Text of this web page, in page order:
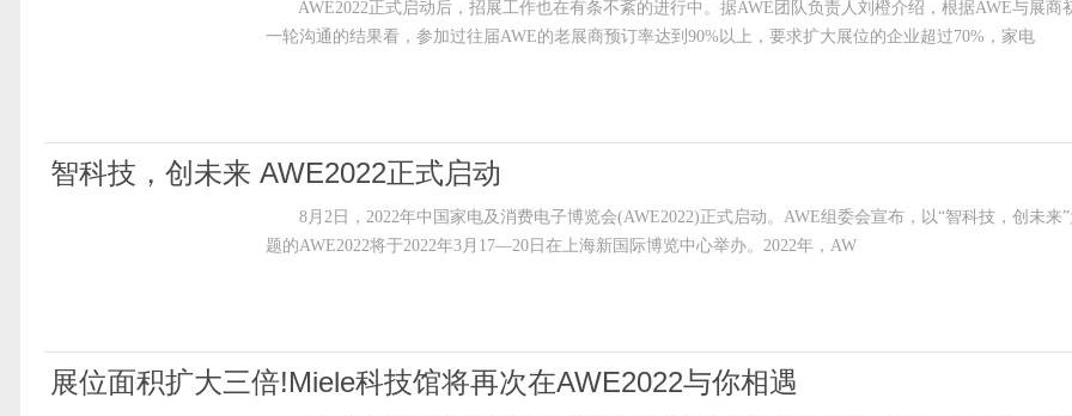
AWE2022正式启动后，招展工作也在有条不紊的进行中。据AWE团队负责人刘橙介绍，根据AWE与展商
一轮沟通的结果看，参加过往届AWE的老展商预订率达到90%以上，要求扩大展位的企业超过70%，家电
智科技，创未来 AWE2022正式启动
8月2日，2022年中国家电及消费电子博览会(AWE2022)正式启动。AWE组委会宣布，以“智科技，创未来”
题的AWE2022将于2022年3月17—20日在上海新国际博览中心举办。2022年，AW
展位面积扩大三倍!Miele科技馆将再次在AWE2022与你相遇